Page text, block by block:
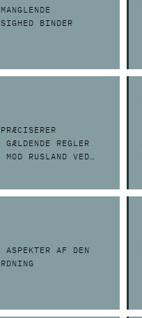
BINDER
GÆLDENDE REGLER
MOD RUSLAND VED
ASPEKTER AF DEN